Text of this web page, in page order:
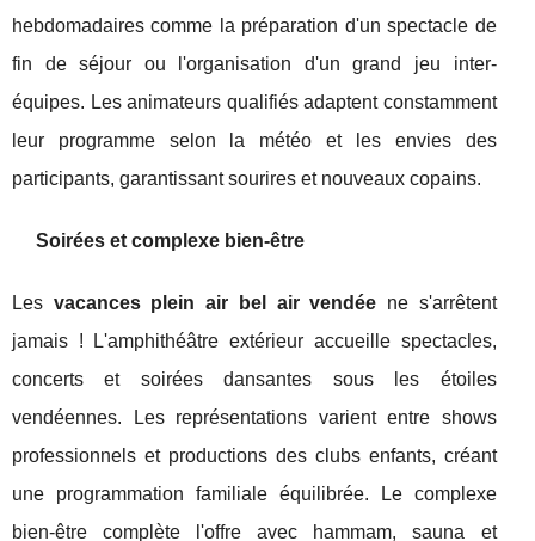
hebdomadaires comme la préparation d'un spectacle de
fin de séjour ou l'organisation d'un grand jeu inter-
équipes. Les animateurs qualifiés adaptent constamment
leur programme selon la météo et les envies des
participants, garantissant sourires et nouveaux copains.
Soirées et complexe bien-être
Les vacances plein air bel air vendée ne s'arrêtent
jamais ! L'amphithéâtre extérieur accueille spectacles,
concerts et soirées dansantes sous les étoiles
vendéennes. Les représentations varient entre shows
professionnels et productions des clubs enfants, créant
une programmation familiale équilibrée. Le complexe
bien-être complète l'offre avec hammam, sauna et